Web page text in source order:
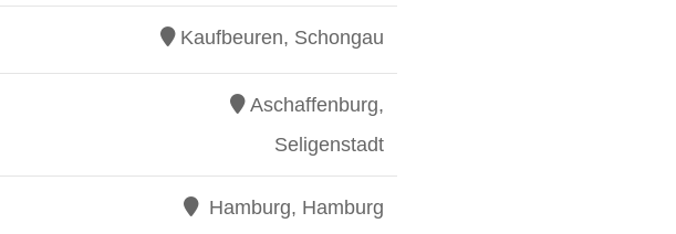
Kaufbeuren, Schongau
Aschaffenburg,
Seligenstadt
Hamburg, Hamburg